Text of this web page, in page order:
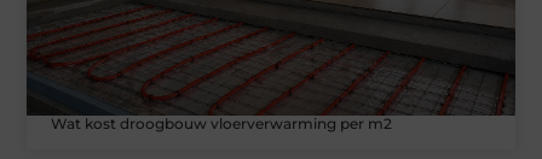
Wat kost droogbouw vloerverwarming per m2